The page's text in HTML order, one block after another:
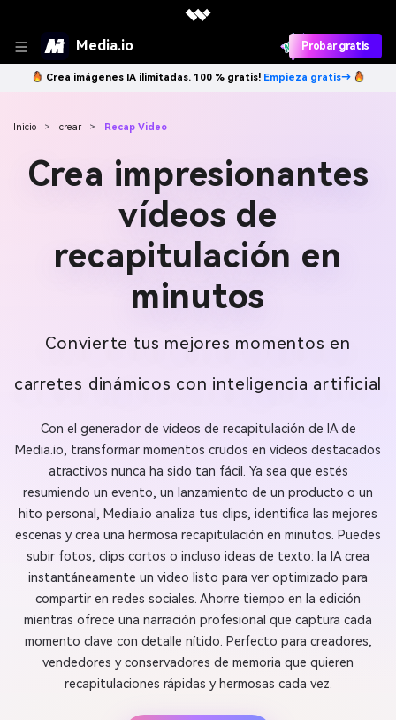
Media.io Probar gratis
Crea imágenes IA ilimitadas. 100 % gratis! Empieza gratis→
Inicio > crear > Recap Video
Crea impresionantes
vídeos de
recapitulación en
minutos
Convierte tus mejores momentos en
carretes dinámicos con inteligencia artificial
Con el generador de vídeos de recapitulación de IA de
Media.io, transformar momentos crudos en vídeos destacados
atractivos nunca ha sido tan fácil. Ya sea que estés
resumiendo un evento, un lanzamiento de un producto o un
hito personal, Media.io analiza tus clips, identifica las mejores
escenas y crea una hermosa recapitulación en minutos. Puedes
subir fotos, clips cortos o incluso ideas de texto: la IA crea
instantáneamente un video listo para ver optimizado para
compartir en redes sociales. Ahorre tiempo en la edición
mientras ofrece una narración profesional que captura cada
momento clave con detalle nítido. Perfecto para creadores,
vendedores y conservadores de memoria que quieren
recapitulaciones rápidas y hermosas cada vez.